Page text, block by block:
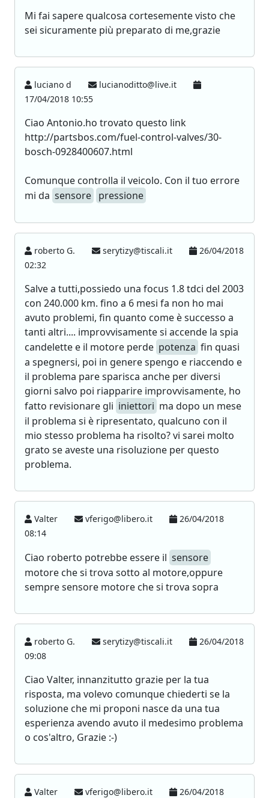
Mi fai sapere qualcosa cortesemente visto che
sei sicuramente più preparato di me,grazie
luciano d
lucianoditto@live.it
17/04/2018 10:55
Ciao Antonio.ho trovato questo link
http://partsbos.com/fuel-control-valves/30-
bosch-0928400607.html
Comunque controlla il veicolo. Con il tuo errore
mi da sensore pressione
roberto G. serytizy@tiscali.it
26/04/2018
02:32
Salve a tutti,possiedo una focus 1.8 tdci del 2003
con 240.000 km. fino a 6 mesi fa non ho mai
avuto problemi, fin quanto come è successo a
tanti altri.... improvvisamente si accende la spia
candelette e il motore perde potenza fin quasi
a spegnersi, poi in genere spengo e riaccendo e
il problema pare sparisca anche per diversi
giorni salvo poi riapparire improvvisamente, ho
fatto revisionare gli iniettori ma dopo un mese
il problema si è ripresentato, qualcuno con il
mio stesso problema ha risolto? vi sarei molto
grato se aveste una risoluzione per questo
problema.
Valter vferigo@libero.it
26/04/2018
08:14
Ciao roberto potrebbe essere il sensore
motore che si trova sotto al motore,oppure
sempre sensore motore che si trova sopra
roberto G. serytizy@tiscali.it
26/04/2018
09:08
Ciao Valter, innanzitutto grazie per la tua
risposta, ma volevo comunque chiederti se la
soluzione che mi proponi nasce da una tua
esperienza avendo avuto il medesimo problema
o cos'altro, Grazie :-)
Valter vferigo@libero.it
26/04/2018